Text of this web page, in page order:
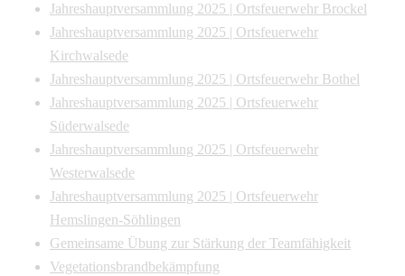
Jahreshauptversammlung 2025 | Ortsfeuerwehr Brockel
Jahreshauptversammlung 2025 | Ortsfeuerwehr
Kirchwalsede
Jahreshauptversammlung 2025 | Ortsfeuerwehr Bothel
Jahreshauptversammlung 2025 | Ortsfeuerwehr
Süderwalsede
Jahreshauptversammlung 2025 | Ortsfeuerwehr
Westerwalsede
Jahreshauptversammlung 2025 | Ortsfeuerwehr
Hemslingen-Söhlingen
Gemeinsame Übung zur Stärkung der Teamfähigkeit
Vegetationsbrandbekämpfung